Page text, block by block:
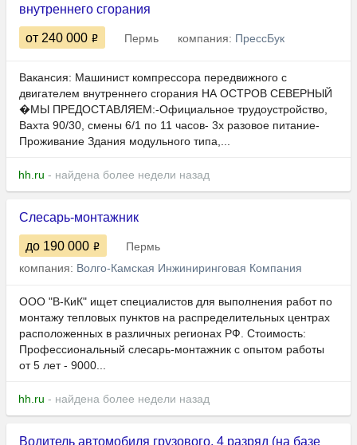
внутреннего сгорания
от 240 000 Пермь компания: ПрессБук
Вакансия: Машинист компрессора передвижного с
двигателем внутреннего сгорания НА ОСТРОВ СЕВЕРНЫЙ
�МЫ ПPЕДОCТАBЛЯEM:-Oфициaльнoe тpудoуcтрoйство,
Ваxтa 90/30, cмeны 6/1 по 11 часов- 3х разовое питание-
Проживание Здания модульного типа,...
hh.ru - найдена более недели назад
Слесарь-монтажник
до 190 000
Пермь
компания: Волго-Камская Инжиниринговая Компания
ООО "В-КиК" ищет специалистов для выполнения работ по
монтажу тепловых пунктов на распределительных центрах
расположенных в различных регионах РФ. Стоимость:
Профессиональный слесарь-монтажник с опытом работы
от 5 лет - 9000...
hh.ru - найдена более недели назад
Водитель автомобиля грузового, 4 разряд (на базе